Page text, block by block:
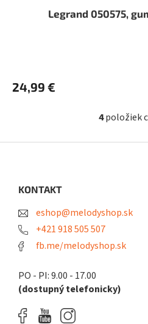
Legrand 050575,
24,99 €
O
l
4položiek
KONTAKT
eshop@melodyshop.sk
+421 918 505 507
fb.me/melodyshop.sk
PO - PI: 9.00 - 17.00
(dostupný telefonicky)